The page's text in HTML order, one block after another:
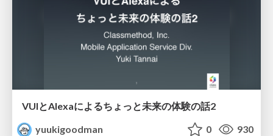
VUIとAlexaによるちょっと未来の体験の話2
yuukigoodman
0 930